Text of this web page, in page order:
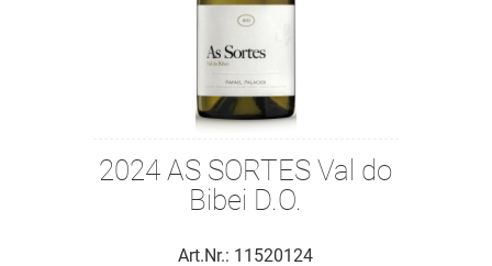
2024 AS SORTES Val do
Bibei D.O.
Art.Nr.: 11520124